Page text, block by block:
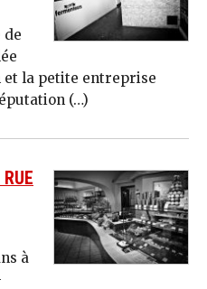
de
et la petite entreprise
(…)
à